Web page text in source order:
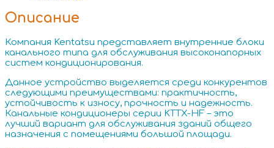
Описание
Компания Kentatsu представляет внутренние блоки
канального типа для обслуживания высоконапорных
систем кондиционирования.
Данное устройство выделяется среди конкурентов
следующими преимуществами: практичность,
устойчивость к износу, прочность и надежность.
Канальные кондиционеры серии KTTX-HF – это
лучший вариант для обслуживания зданий общего
назначения с помещениями большой площади.